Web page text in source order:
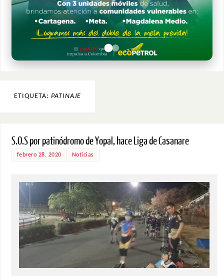
ETIQUETA: PATINAJE
S.O.S por patinódromo de Yopal, hace Liga de Casanare
febrero 28, 2020 Noticias